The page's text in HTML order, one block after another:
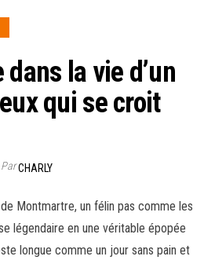
la vie d’un
qui se croit
ParCHARLY
Montmartre, un félin pas comme les
légendaire en une véritable épopée
longue comme un jour sans pain et